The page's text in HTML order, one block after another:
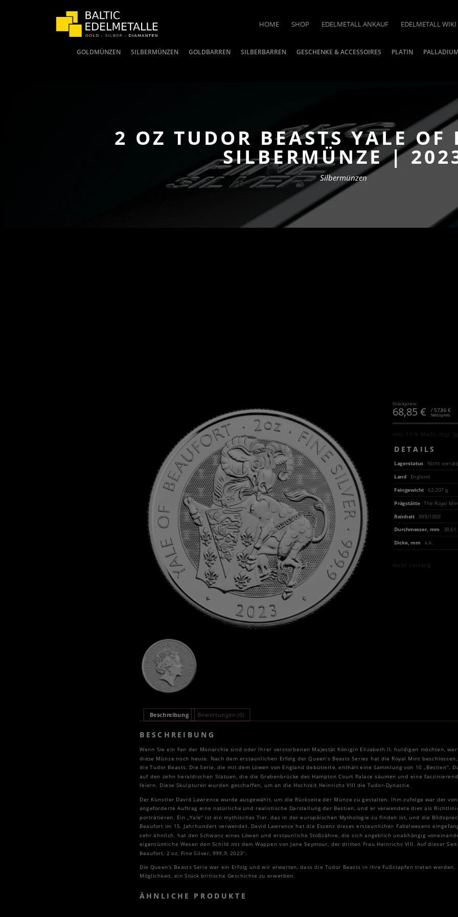
HOME SHOP EDELMETALL ANKAUF EDELMETALL WIKI
GOLDMÜNZEN SILBERMÜNZEN GOLDBARREN SILBERBARREN GESCHENKE & ACCESSOIRES PLATIN PALLADIUM
2 OZ TUDOR BEASTS YALE OF
SILBERMÜNZE |
Silbermünzen
Stückpreis:
68,85€ / 57,86 €
Nettopreis
inkl. 19 % MwSt. zzgl.
DETAILS
Lagerstatus
Nicht
Land
England
Feingewicht
62.207 g
Prägstätte The Royal
Reinheit 999/1000
Durchmesser, mm
38,61
Dicke, mm
k.A.
Nicht vorrätig
Beschreibung Bewertungen (0)
BESCHREIBUNG
Wenn Sie ein Fan der Monarchie sind oder Ihrer verstorbenen Majestät Königin Elizabeth II. huldigen möchten,
diese Münze noch heute. Nach dem erstaunlichen Erfolg der Queen’s Beasts Series hat die Royal Mint
die Tudor Beasts. Die Serie, die mit dem Löwen von England debütierte, enthält eine Sammlung von 10 „Bestien“.
auf den zehn heraldischen Statuen, die die Grabenbrücke des Hampton Court Palace säumen und eine
feiern. Diese Skulpturen wurden geschaffen, um an die Hochzeit Heinrichs VIII die Tudor-Dynastie.
Der Künstler David Lawrence wurde ausgewählt, um die Rückseite der Münze zu gestalten. Ihm zufolge war der
angeforderte Auftrag eine natürliche und realistische Darstellung der Bestien, und er verwendete dies als
porträtieren. Ein „Yale“ ist ein mythisches Tier, das in der europäischen Mythologie zu finden ist, und die
Beaufort im 15. Jahrhundert verwendet. David Lawrence hat die Essenz dieses erstaunlichen Fabelwesens
sehr ähnlich, hat den Schwanz eines Löwen und erstaunliche Stoßzähne, die sich angeblich unabhängig
eigentümliche Wesen den Schild mit dem Wappen von Jane Seymour, der dritten Frau Heinrichs VIII. Auf dieser
Beaufort, 2 oz, Fine Silver, 999,9, 2023“.
Die Queen’s Beasts Serie war ein Erfolg und wir erwarten, dass die Tudor Beasts in ihre Fußstapfen treten werden.
Möglichkeit, ein Stück britische Geschichte zu erwerben.
ÄHNLICHE PRODUKTE